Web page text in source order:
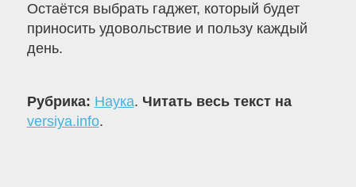
Остаётся выбрать гаджет, который будет
приносить удовольствие и пользу каждый
день.
Рубрика: Наука. Читать весь текст на
versiya.info.